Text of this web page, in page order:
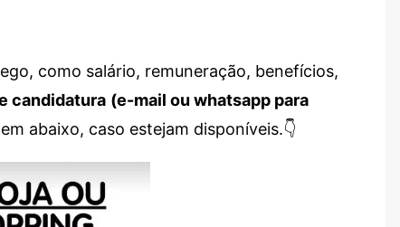
como salário, remuneração, benefícios,
candidatura (e-mail ou whatsapp para
abaixo, caso estejam disponíveis.👇